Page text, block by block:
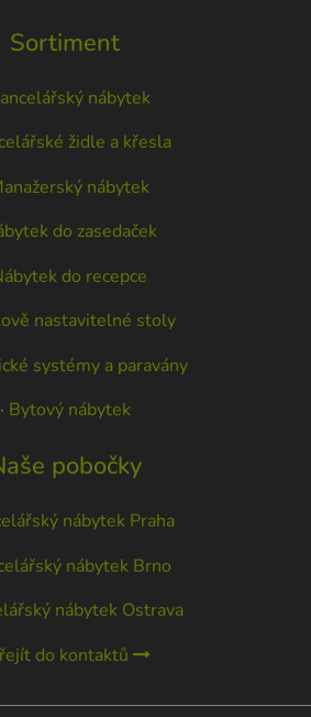
Sortiment
nábytek
židle a křesla
nábytek
do zasedaček
do recepce
nastavitelné stoly
systémy a paravány
· Bytový nábytek
pobočky
nábytek Praha
nábytek Brno
nábytek Ostrava
do kontaktů